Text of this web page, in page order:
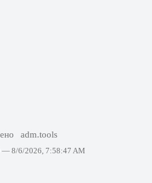
adm.tools
— 8/6/2026, 7:58:47 AM